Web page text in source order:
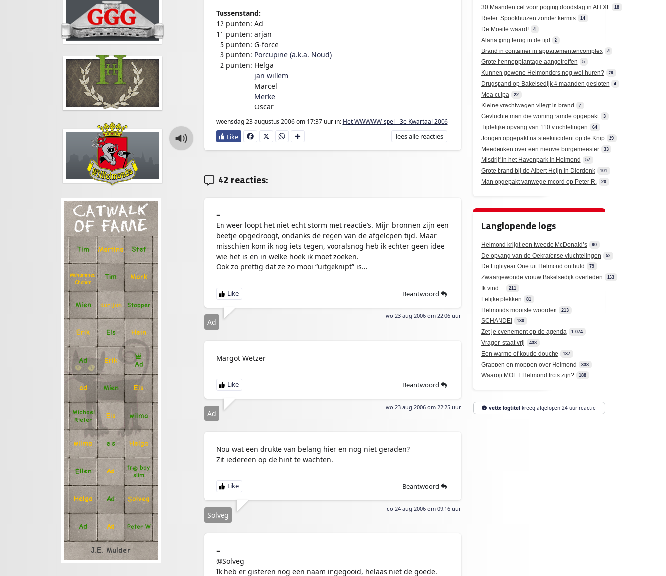
CATWALK
OF FAME
Tim Martina Stef
Mohammed
Chahim
Tim Mark
Mien dartjan Stapper
Erik Els Hein
Ad Erik
Ad
ad Mien Els
Michael
Rieter
Els wilma
wilma els Helga
Ellen Ad fr@ boy
slim
Helga Ad Solveg
Ad Ad Peter W
J.E. Mulder
Tussenstand:
12 punten: Ad
11 punten: arjan
5 punten: G-force
3 punten: Porcupine (a.k.a. Noud)
2 punten: Helga
jan willem
Marcel
Merke
Oscar
woensdag 23 augustus 2006om 17:37 uur in: Het WWWWW-spel - 3e Kwartaal 2006
Fa
ce
X
W
ha
D
e
leesalle reacties
42 reacties:
=
En weer loopt het niet echt storm met reactie’s. Mijn bronnen zijn een
beetje opgedroogt, ondanks de regen van de afgelopen tijd. Maar
misschien kom ik nog iets tegen, vooralsnog heb ik echter geen idee
wie het is en in welke hoek ik moet zoeken.
Ook zo prettig dat ze zo mooi “uitgeknipt” is…
Beantwoord
wo 23 aug 2006 om 22:06 uur
Ad
Margot Wetzer
Beantwoord
wo 23 aug 2006 om 22:25 uur
Ad
Nou wat een drukte van belang hier en nog niet geraden?
Zit iedereen op de hint te wachten.
Beantwoord
do 24 aug 2006 om 09:16 uur
Solveg
=
@Solveg
Ik heb er gisteren nog een naam ingegooid, helaas niet de goede.
30 Maanden cel voor poging doodslag in AH XL 18
Rieter: Spookhuizen zonder kermis 14
De Moeite waard! 4
Alana ging terug in de tijd 2
Brand in container in appartementencomplex 4
Grote hennepplantage aangetroffen 5
Kunnen gewone Helmonders nog wel huren? 29
Drugspand op Bakelsedijk 4 maanden gesloten 4
Mea culpa 22
Kleine vrachtwagen vliegt in brand 7
Gevluchte man die woning ramde opgepakt 3
Tijdelijke opvang van 110 vluchtelingen 64
Jongen opgepakt na steekincident op de Knip 29
Meedenken over een nieuwe burgemeester 33
Misdrijf in het Havenpark in Helmond 57
Grote brand bij de Albert Heijn in Dierdonk 101
Man opgepakt vanwege moord op Peter R. 20
Langlopende logs
Helmond krijgt een tweede McDonald’s 90
De opvang van de Oekraïense vluchtelingen 52
De Lightyear One uit Helmond onthuld 79
Zwaargewonde vrouw Bakelsedijk overleden 163
Ik vind… 211
Lelijke plekken 81
Helmonds mooiste woorden 213
SCHANDE! 130
Zet je evenement op de agenda 1.074
Vragen staat vrij 438
Een warme of koude douche 137
Grappen en moppen over Helmond 338
Waarop MOET Helmond trots zijn? 188
vette logtitelkreeg afgelopen 24 uur reactie